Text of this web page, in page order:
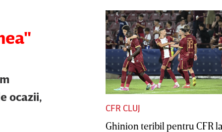
ocazii,
CFR CLUJ
Ghinion teribil pentru CFR la